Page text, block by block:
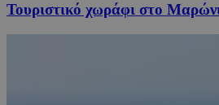
Τουριστικό χωράφι στο